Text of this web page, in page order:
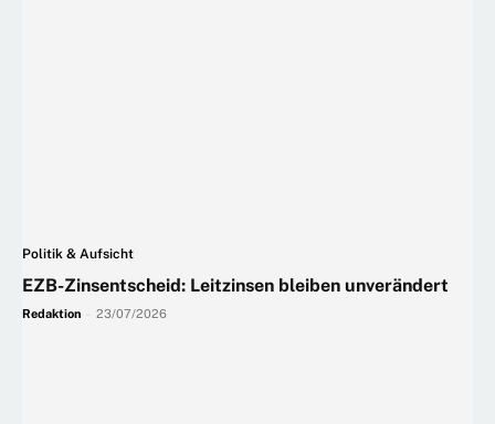
Politik & Aufsicht
EZB-Zinsentscheid: Leitzinsen bleiben unverändert
Redaktion 23/07/2026